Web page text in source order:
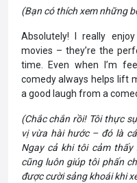
(Bạn có thích xem những
Absolutely! I really
movies – they’re the
time. Even when I’m
comedy always helps lift
a good laugh from a
(Chắc chắn rồi! Tôi thực
vị vừa hài hước – đó là
Ngay cả khi tôi cảm thấy
cũng luôn giúp tôi phấn
được cười sảng khoái khi